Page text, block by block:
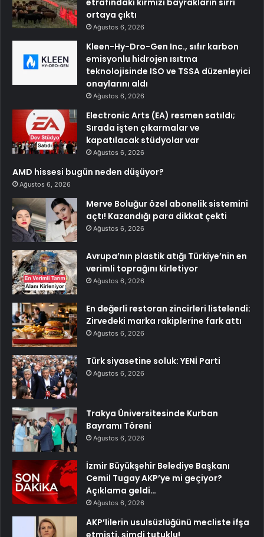
etrafındaki kırmızı bayrakların sırrı
ortaya çıktı
Ağustos 6, 2026
Kleen-Hy-Dro-Gen Inc., sıfır karbon
emisyonlu hidrojen ısıtma
teknolojisinde ISO ve TSSA düzenleyici
onaylarını aldı
Ağustos 6, 2026
Electronic Arts (EA) resmen satıldı;
Sırada işten çıkarmalar ve
kapatılacak stüdyolar var
Ağustos 6, 2026
AMD hissesi bugün neden düşüyor?
Ağustos 6, 2026
Merve Boluğur özel abonelik sistemini
açtı! Kazandığı para dikkat çekti
Ağustos 6, 2026
Avrupa’nın plastik atığı Türkiye’nin en
verimli toprağını kirletiyor
Ağustos 6, 2026
En değerli restoran zincirleri listelendi:
Zirvedeki marka rakiplerine fark attı
Ağustos 6, 2026
Türk siyasetine soluk: YENİ Parti
Ağustos 6, 2026
Trakya Üniversitesinde Kurban
Bayramı Töreni
Ağustos 6, 2026
İzmir Büyükşehir Belediye Başkanı
Cemil Tugay AKP’ye mi geçiyor?
Açıklama geldi…
Ağustos 6, 2026
AKP’lilerin usulsüzlüğünü mecliste ifşa